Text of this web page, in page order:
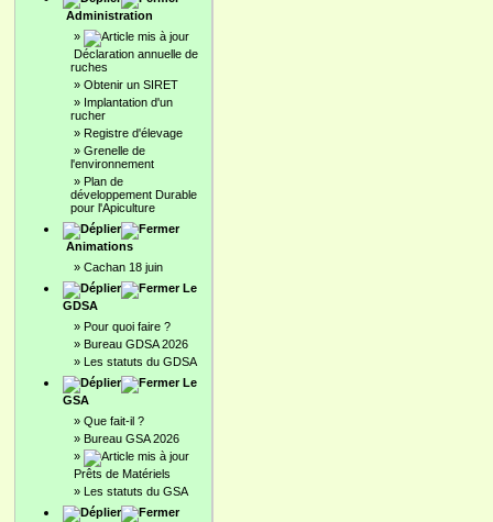
Administration
»
Déclaration annuelle de
ruches
» Obtenir un SIRET
» Implantation d'un
rucher
» Registre d'élevage
» Grenelle de
l'environnement
» Plan de
développement Durable
pour l'Apiculture
Animations
» Cachan 18 juin
Le
GDSA
» Pour quoi faire ?
» Bureau GDSA 2026
» Les statuts du GDSA
Le
GSA
» Que fait-il ?
» Bureau GSA 2026
»
Prêts de Matériels
» Les statuts du GSA